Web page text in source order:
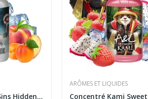
Concentré Seven Sins Hidden Potion 30ml -...
ARÔMES ET LIQUIDES